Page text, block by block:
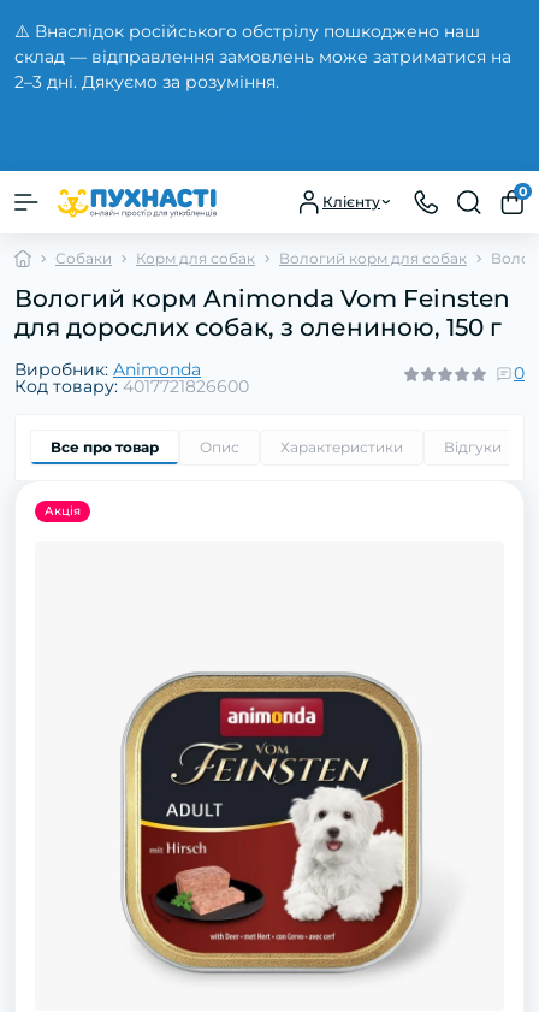
⚠️ Внаслідок російського обстрілу пошкоджено наш
склад — відправлення замовлень може затриматися на
2–3 дні. Дякуємо за розуміння.
Клієнту
0
Собаки Корм для собак Вологий корм для собак
Вологий корм Animonda Vom Feinsten
для дорослих собак, з олениною, 150 г
Виробник: Animonda
Код товару: 4017721826600
0
Все про товар Опис Характеристики Відгуки
Акція